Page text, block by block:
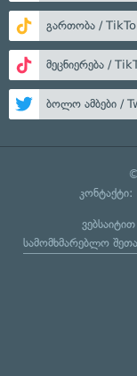
გართობა /
მეცნიერება /
ბოლო ამბები /
კონტაქტი:
სამომხმარებლო